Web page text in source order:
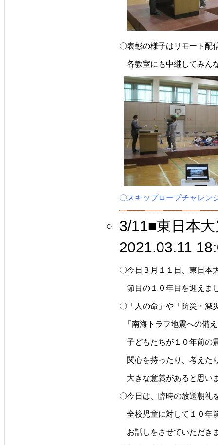
〇表彰の様子はリモート配
各教室にも中継してみん
〇スキップロープチャレン
3/11■東日本
2021.03.11
〇今日３月１１日、東日本
節目の１０年目を迎えま
〇「人の命」や「防災・減
「南海トラフ地震への備
子どもたちが１０年前の
関心を持ったり、考えた
大きな意義があると思い
〇今日は、臨時の放送朝礼
全校児童に対して１０年
お話しをさせていただき